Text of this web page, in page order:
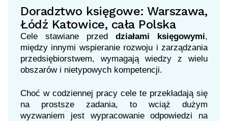
Doradztwo księgowe: Warszawa,
Łódź Katowice, cała Polska
Cele stawiane przed działami księgowymi,
między innymi wspieranie rozwoju i zarządzania
przedsiębiorstwem, wymagają wiedzy z wielu
obszarów i nietypowych kompetencji.
Choć w codziennej pracy cele te przekładają się
na prostsze zadania, to wciąż dużym
wyzwaniem jest wypracowanie odpowiedzi na